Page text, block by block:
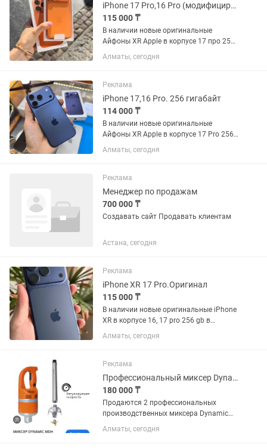
iPhone 17 Pro,16 Pro (модифицированный XR)
115 000 ₸
В наличии новые оригинальные
Айфоны XR Apple в корпусе 17 про 256
гб в запечатанной коробке, под
пломбами ! Отличие от обычного 17
от Айфон Хр. Внешнее сходство...
Алматы, сегодня
Реклама
iPhone 17,16 Pro. 256 гигабайт
114 000 ₸
В наличии новые оригинальные
Айфоны XR Apple в корпусе 17 Pro 256
гб в запечатанной коробке, под
пломбами ! Отличие от обычного 17
от Айфон Хр. Внешнее сходство...
Алматы, сегодня
Реклама
Менеджер по продажам
700 000 ₸
Создавать сайт Продавать клиентам
Астана, сегодня
Реклама
iPhone XR 17 Pro.Оригинал
115 000 ₸
В наличии новые оригинальные iPhone
XR в корпусе 16, 17 pro 256 gb в
запечатанной коробке, под пломбами !
ОПТОМ И В РОЗНИЦУ. Отличие от
и процессор от iPhone...
Алматы, сегодня
Реклама
Профессиональный миксер DynamicMDH2000 Франция
180 000 ₸
Продаются 2 профессиональных
производственных миксера Dynamic
MDH 2000 с насадками. Состояние
почти новое — пользовались всего 1
Алматы, сегодня